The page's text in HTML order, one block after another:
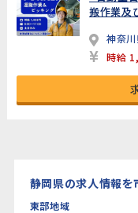
搬作業及
神奈
時給
静岡県の求人情報を
東部地域